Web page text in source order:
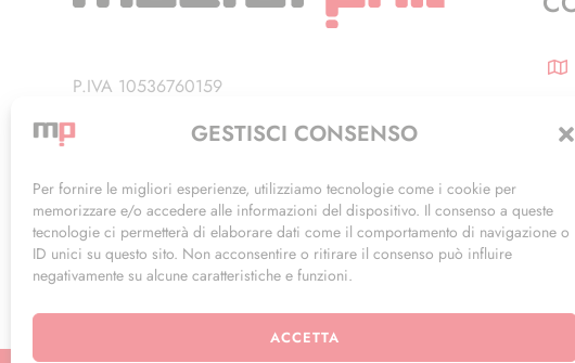
GESTISCI CONSENSO
Per fornire le migliori esperienze, utilizziamo tecnologie come i cookie per
memorizzare e/o accedere alle informazioni del dispositivo. Il consenso a queste
tecnologie ci permetterà di elaborare dati come il comportamento di navigazione o
ID unici su questo sito. Non acconsentire o ritirare il consenso può influire
negativamente su alcune caratteristiche e funzioni.
ACCETTA
P.IVA 10536760159
Privacy Policy